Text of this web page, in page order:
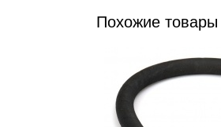
Похожие товары